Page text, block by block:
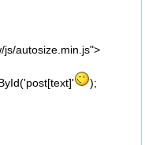
js/autosize.min.js">
);